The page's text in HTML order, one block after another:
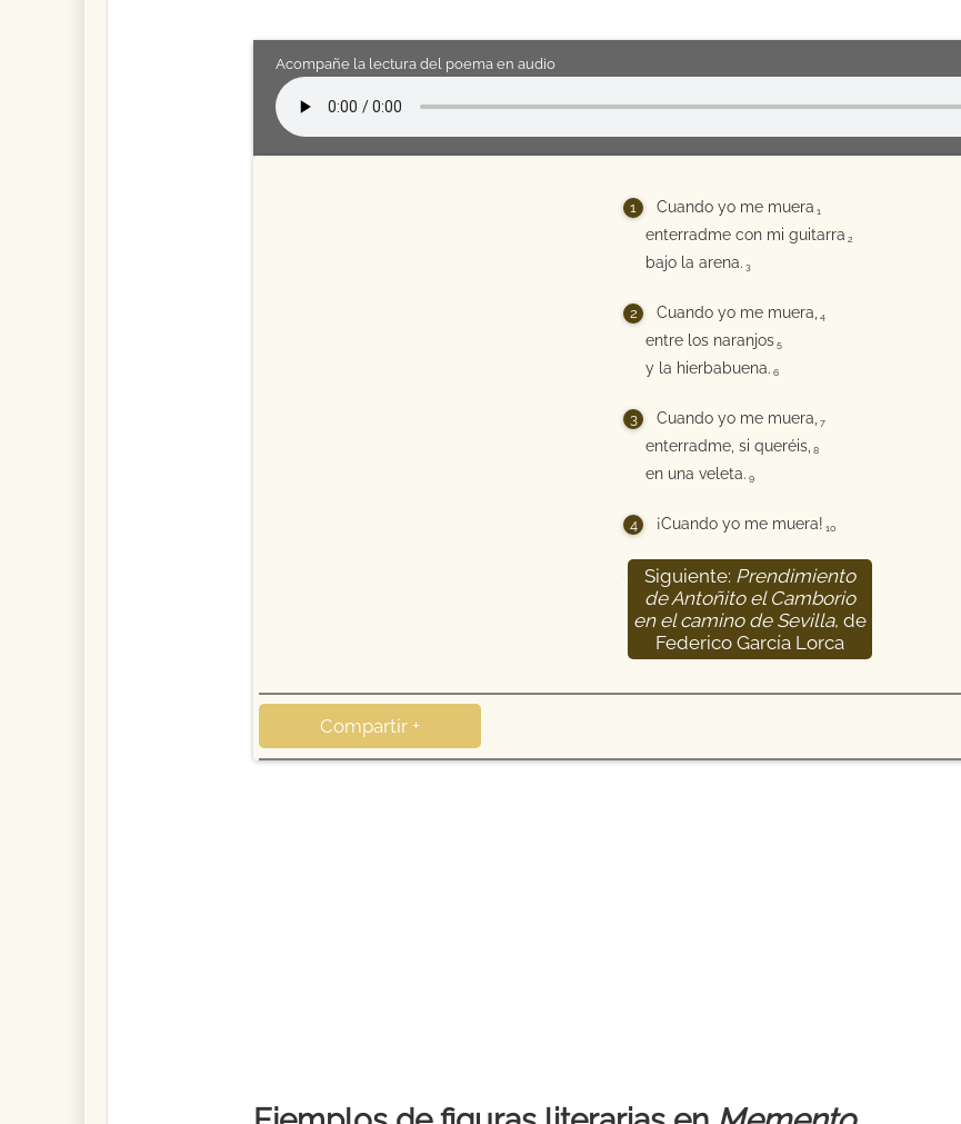
Acompañe la lectura del poema en audio
Cuando yo me muera 1
enterradme con mi guitarra 2
bajo la arena. 3
Cuando yo me muera, 4
entre los naranjos 5
y la hierbabuena. 6
Cuando yo me muera, 7
enterradme, si queréis, 8
en una veleta. 9
¡Cuando yo me muera! 10
Siguiente: Prendimiento
de Antoñito el Camborio
en el camino de Sevilla, de
Federico García Lorca
Compartir +